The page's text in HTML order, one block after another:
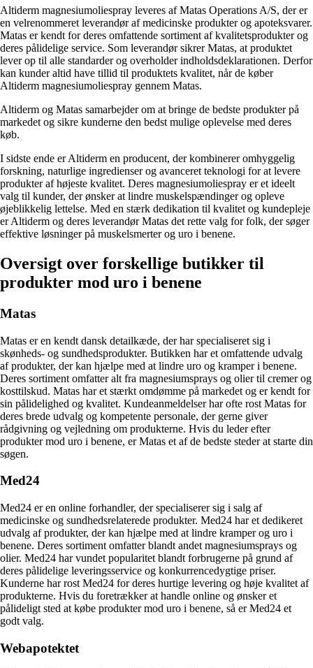
Altiderm magnesiumoliespray leveres af Matas Operations A/S, der er
en velrenommeret leverandør af medicinske produkter og apoteksvarer.
Matas er kendt for deres omfattende sortiment af kvalitetsprodukter og
deres pålidelige service. Som leverandør sikrer Matas, at produktet
lever op til alle standarder og overholder indholdsdeklarationen. Derfor
kan kunder altid have tillid til produktets kvalitet, når de køber
Altiderm magnesiumoliespray gennem Matas.
Altiderm og Matas samarbejder om at bringe de bedste produkter på
markedet og sikre kunderne den bedst mulige oplevelse med deres
køb.
I sidste ende er Altiderm en producent, der kombinerer omhyggelig
forskning, naturlige ingredienser og avanceret teknologi for at levere
produkter af højeste kvalitet. Deres magnesiumoliespray er et ideelt
valg til kunder, der ønsker at lindre muskelspændinger og opleve
øjeblikkelig lettelse. Med en stærk dedikation til kvalitet og kundepleje
er Altiderm og deres leverandør Matas det rette valg for folk, der søger
effektive løsninger på muskelsmerter og uro i benene.
Oversigt over forskellige butikker til
produkter mod uro i benene
Matas
Matas er en kendt dansk detailkæde, der har specialiseret sig i
skønheds- og sundhedsprodukter. Butikken har et omfattende udvalg
af produkter, der kan hjælpe med at lindre uro og kramper i benene.
Deres sortiment omfatter alt fra magnesiumsprays og olier til cremer og
kosttilskud. Matas har et stærkt omdømme på markedet og er kendt for
sin pålidelighed og kvalitet. Kundeanmeldelser har ofte rost Matas for
deres brede udvalg og kompetente personale, der gerne giver
rådgivning og vejledning om produkterne. Hvis du leder efter
produkter mod uro i benene, er Matas et af de bedste steder at starte din
søgen.
Med24
Med24 er en online forhandler, der specialiserer sig i salg af
medicinske og sundhedsrelaterede produkter. Med24 har et dedikeret
udvalg af produkter, der kan hjælpe med at lindre kramper og uro i
benene. Deres sortiment omfatter blandt andet magnesiumsprays og
olier. Med24 har vundet popularitet blandt forbrugerne på grund af
deres pålidelige leveringsservice og konkurrencedygtige priser.
Kunderne har rost Med24 for deres hurtige levering og høje kvalitet af
produkterne. Hvis du foretrækker at handle online og ønsker et
pålideligt sted at købe produkter mod uro i benene, så er Med24 et
godt valg.
Webapotektet